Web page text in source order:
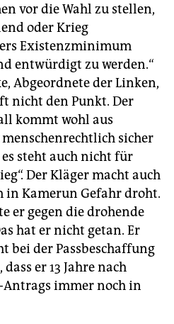
vor die Wahl zu stellen,
oder Krieg
Existenzminimum
entwürdigt zu werden.“
Abgeordnete der Linken,
nicht den Punkt. Der
kommt wohl aus
sicher
steht auch nicht für
Der Kläger macht auch
in Kamerun Gefahr droht.
er gegen die drohende
hat er nicht getan. Er
bei der Passbeschaffung
er 13 Jahre nach
Antrags immer noch in